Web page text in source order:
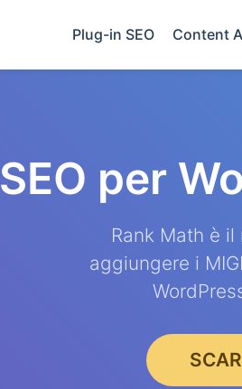
Plug-in SEO Content
SEO per
Rank Math è
aggiungere i